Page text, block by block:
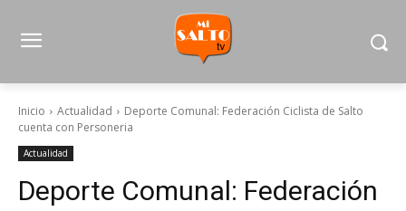
Inicio Actualidad
Deporte Comunal: Federación Ciclista de Salto
cuenta con Personeria
Actualidad
Deporte Comunal: Federación